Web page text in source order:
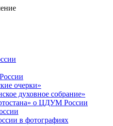
очерки»
духовное собрание»
о ЦДУМ России
в фотографиях